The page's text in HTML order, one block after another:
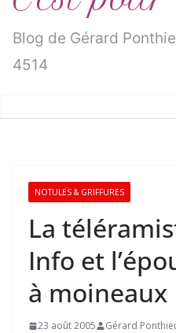
Blog de Gérard
4514
NOTULES & GRIFFURES
La
Info et
à moineaux
23 août 2005 Gérard